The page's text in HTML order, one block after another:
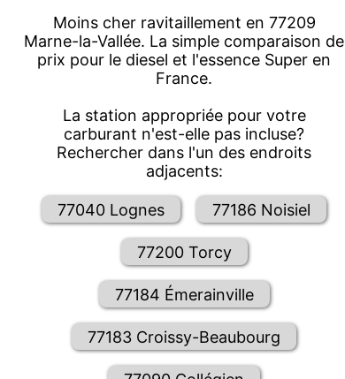
Moins cher ravitaillement en 77209
Marne-la-Vallée. La simple comparaison de
prix pour le diesel et l'essence Super en
France.
La station appropriée pour votre
carburant n'est-elle pas incluse?
Rechercher dans l'un des endroits
adjacents:
77040 Lognes 77186 Noisiel
77200 Torcy
77184 Émerainville
77183 Croissy-Beaubourg